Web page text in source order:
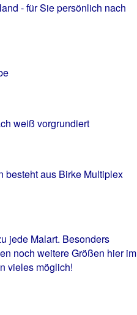
- für Sie persönlich nach
weiß vorgrundiert
besteht aus Birke Multiplex
jede Malart. Besonders
noch weitere Größen hier im
vieles möglich!